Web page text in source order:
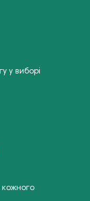
у виборі
кожного